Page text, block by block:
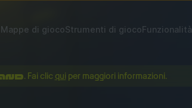
Mappe di giocoStrumenti di giocoFunzionalità
. Fai clic qui per maggiori informazioni.